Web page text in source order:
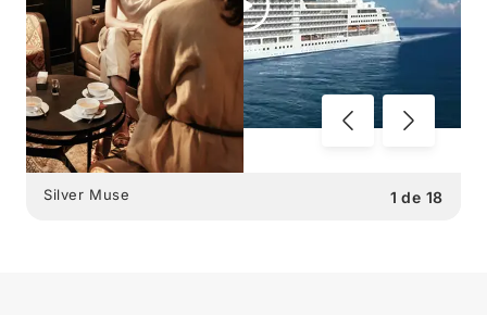
1 de 18
Silver Muse